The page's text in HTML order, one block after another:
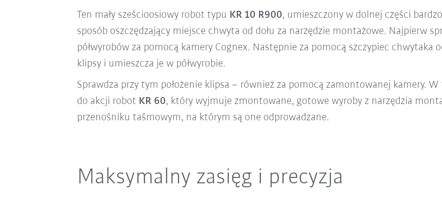
Ten mały sześcioosiowy robot typu KR 10 R900, umieszczony w dolnej części
sposób oszczędzający miejsce chwyta od dołu za narzędzie montażowe. Najpierw
półwyrobów za pomocą kamery Cognex. Następnie za pomocą szczypiec chwytaka
klipsy i umieszcza je w półwyrobie.
Sprawdza przy tym położenie klipsa – również za pomocą zamontowanej kamery.
do akcji robot KR 60, który wyjmuje zmontowane, gotowe wyroby z narzędzia
przenośniku taśmowym, na którym są one odprowadzane.
Maksymalny zasięg i precyzja